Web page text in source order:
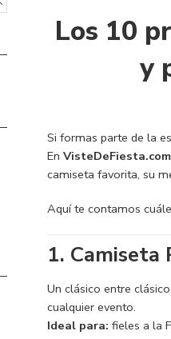
Los 10
y
Si formas parte de la
En VisteDeFiesta.com
camiseta favorita, su
Aquí te contamos
1. Camiseta
Un clásico entre
cualquier evento.
Ideal para: fieles a la